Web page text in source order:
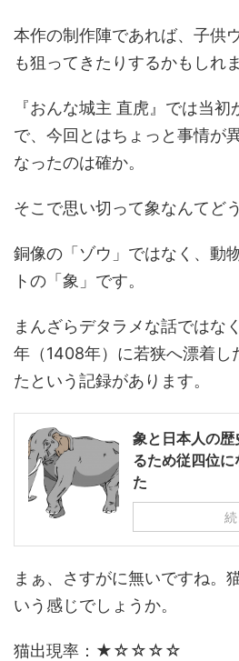
本作の制作陣であれば、子供
も狙ってきたりするかもしれ
『おんな城主 直虎』では当
で、今回とはちょっと事情が
なったのは確か。
そこで思い切って象なんてど
銅像の「ゾウ」ではなく、動
トの「象」です。
まんざらデタラメな話ではな
年（1408年）に若狭へ漂着し
たという記録があります。
象と日本人の
るため従四位
た
まぁ、さすがに無いですね。
いう感じでしょうか。
猫出現率：★☆☆☆☆